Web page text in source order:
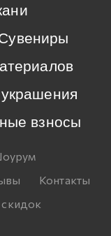
взносы
Контакты